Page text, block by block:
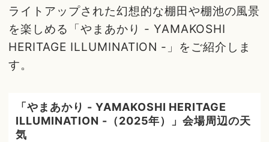
ライトアップされた幻想的な棚田や棚池の風景
を楽しめる「やまあかり - YAMAKOSHI
HERITAGE ILLUMINATION -」をご紹介しま
す。
「やまあかり - YAMAKOSHI HERITAGE
ILLUMINATION -（2025年）」会場周辺の天
気